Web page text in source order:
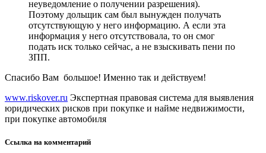
неуведомление о получении разрешения).
Поэтому дольщик сам был вынужден получать
отсутствующую у него информацию. А если эта
информация у него отсутствовала, то он смог
подать иск только сейчас, а не взыскивать пени по
ЗПП.
Спасибо Вам большое! Именно так и действуем!
www.riskover.ru Экспертная правовая система для выявления
юридических рисков при покупке и найме недвижимости,
при покупке автомобиля
Ссылка на комментарий